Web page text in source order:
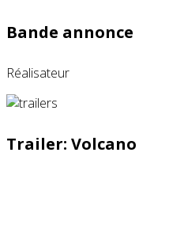
Bande annonce
Réalisateur
Trailer: Volcano